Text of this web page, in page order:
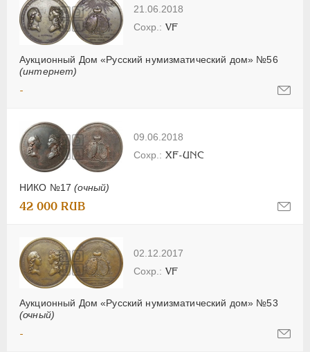
21.06.2018
Аукционный Дом «Русский нумизматический дом» №56
(интернет)
VF
-
09.06.2018
НИКО №17(очный)
XF-UNC
42 000 RUB
02.12.2017
Аукционный Дом «Русский нумизматический дом» №53
(очный)
VF
-